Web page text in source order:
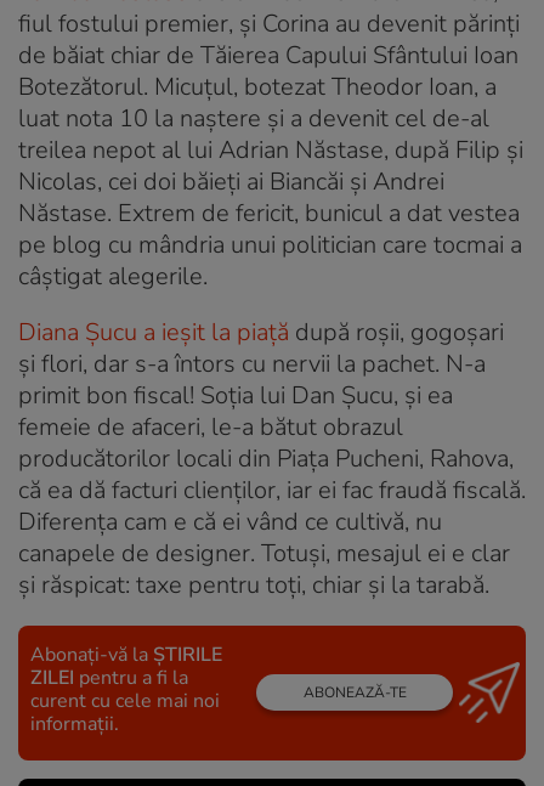
fiul fostului premier, și Corina au devenit părinți
de băiat chiar de Tăierea Capului Sfântului Ioan
Botezătorul. Micuțul, botezat Theodor Ioan, a
luat nota 10 la naștere și a devenit cel de-al
treilea nepot al lui Adrian Năstase, după Filip și
Nicolas, cei doi băieți ai Biancăi și Andrei
Năstase. Extrem de fericit, bunicul a dat vestea
pe blog cu mândria unui politician care tocmai a
câștigat alegerile.
Diana Șucu a ieșit la piață după roșii, gogoșari
și flori, dar s-a întors cu nervii la pachet. N-a
primit bon fiscal! Soția lui Dan Șucu, și ea
femeie de afaceri, le-a bătut obrazul
producătorilor locali din Piața Pucheni, Rahova,
că ea dă facturi clienților, iar ei fac fraudă fiscală.
Diferența cam e că ei vând ce cultivă, nu
canapele de designer. Totuși, mesajul ei e clar
și răspicat: taxe pentru toți, chiar și la tarabă.
Abonați-vă la ȘTIRILE
ZILEI pentru a fi la
curent cu cele mai noi
informații.
ABONEAZĂ-TE